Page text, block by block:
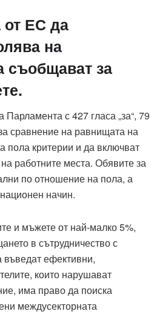
от ЕС да
на
съобщават за
с 427 гласа „за“, 79
сравнение на равнищата на
пола критерии и да включват
работните места. Обявите за
по отношение на пола, а
начин.
и мъжете от най-малко 5%,
в сътрудничество с
въведат ефективни,
които нарушават
има право да поиска
междусекторната